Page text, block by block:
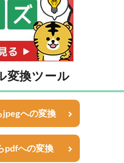
変換ツール
jpegへの変換
pdfへの変換